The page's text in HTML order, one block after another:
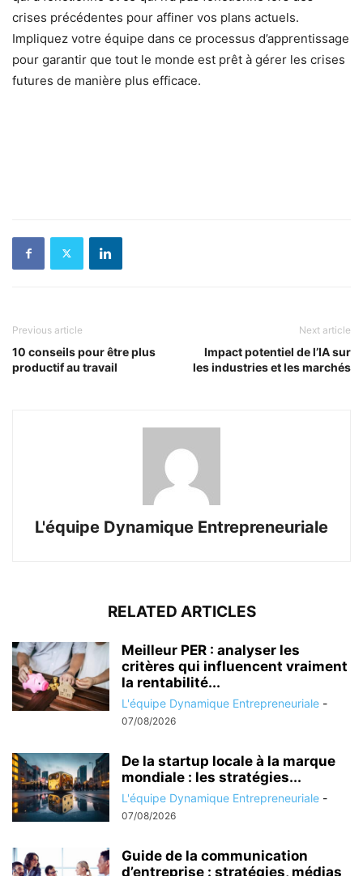
crises précédentes pour affiner vos plans actuels.
Impliquez votre équipe dans ce processus d’apprentissage
pour garantir que tout le monde est prêt à gérer les crises
futures de manière plus efficace.
Previous article
10 conseils pour être plus
productif au travail
Next article
Impact potentiel de l’IA sur
les industries et les marchés
L'équipe Dynamique Entrepreneuriale
RELATED ARTICLES
Meilleur PER : analyser les
critères qui influencent vraiment
la rentabilité...
L'équipe Dynamique Entrepreneuriale -
07/08/2026
De la startup locale à la marque
mondiale : les stratégies...
L'équipe Dynamique Entrepreneuriale -
07/08/2026
Guide de la communication
d’entreprise : stratégies, médias